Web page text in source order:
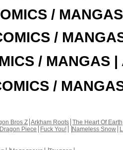
/
/
/ MANGAS |
/
Bros Z Arkham Roots The Heart Of Earth
Dragon Piece Fuck You! Nameless Snow